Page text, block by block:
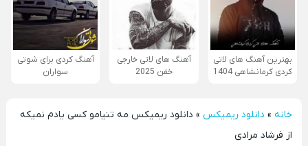
بهترین آهنگ های لاتی
کردی کرمانشاهی 1404
آهنگ های لاتی خارجی
خفن 2025
آهنگ کردی برای شوتی
سواران
خانه» دانلود ریمیکس» دانلود ریمیکس مه تنیامو کسی یادم نمیکه
از فرشاد مرادی